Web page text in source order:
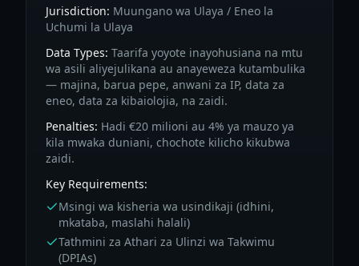
Jurisdiction: Muungano wa Ulaya / Eneo la
Uchumi la Ulaya
Data Types: Taarifa yoyote inayohusiana na mtu
wa asili aliyejulikana au anayeweza kutambulika
— majina, barua pepe, anwani za IP, data za
eneo, data za kibaiolojia, na zaidi.
Penalties: Hadi €20 milioni au 4% ya mauzo ya
kila mwaka duniani, chochote kilicho kikubwa
zaidi.
Key Requirements:
Msingi wa kisheria wa usindikaji (idhini,
mkataba, maslahi halali)
Tathmini za Athari za Ulinzi wa Takwimu
(DPIAs)